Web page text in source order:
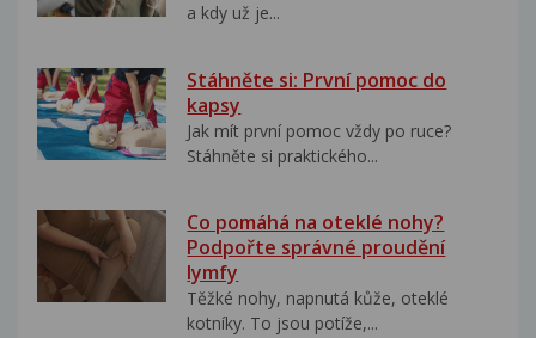
a kdy už je...
Stáhněte si: První pomoc do
kapsy
Jak mít první pomoc vždy po ruce?
Stáhněte si praktického...
Co pomáhá na oteklé nohy?
Podpořte správné proudění
lymfy
Těžké nohy, napnutá kůže, oteklé
kotníky. To jsou potíže,...